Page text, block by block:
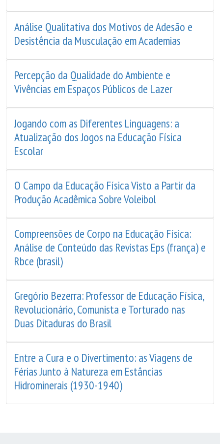
Análise Qualitativa dos Motivos de Adesão e
Desistência da Musculação em Academias
Percepção da Qualidade do Ambiente e
Vivências em Espaços Públicos de Lazer
Jogando com as Diferentes Linguagens: a
Atualização dos Jogos na Educação Física
Escolar
O Campo da Educação Física Visto a Partir da
Produção Acadêmica Sobre Voleibol
Compreensões de Corpo na Educação Física:
Análise de Conteúdo das Revistas Eps (frança) e
Rbce (brasil)
Gregório Bezerra: Professor de Educação Física,
Revolucionário, Comunista e Torturado nas
Duas Ditaduras do Brasil
Entre a Cura e o Divertimento: as Viagens de
Férias Junto à Natureza em Estâncias
Hidrominerais (1930-1940)